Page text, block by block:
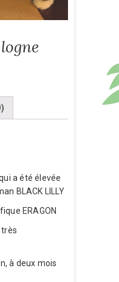
a été élevée
BLACK LILLY
ERAGON
très
à deux mois